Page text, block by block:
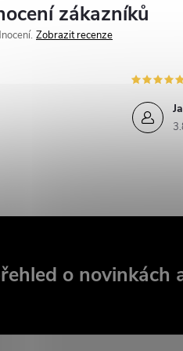
zákazníků
Zobrazit recenze
o novinkách